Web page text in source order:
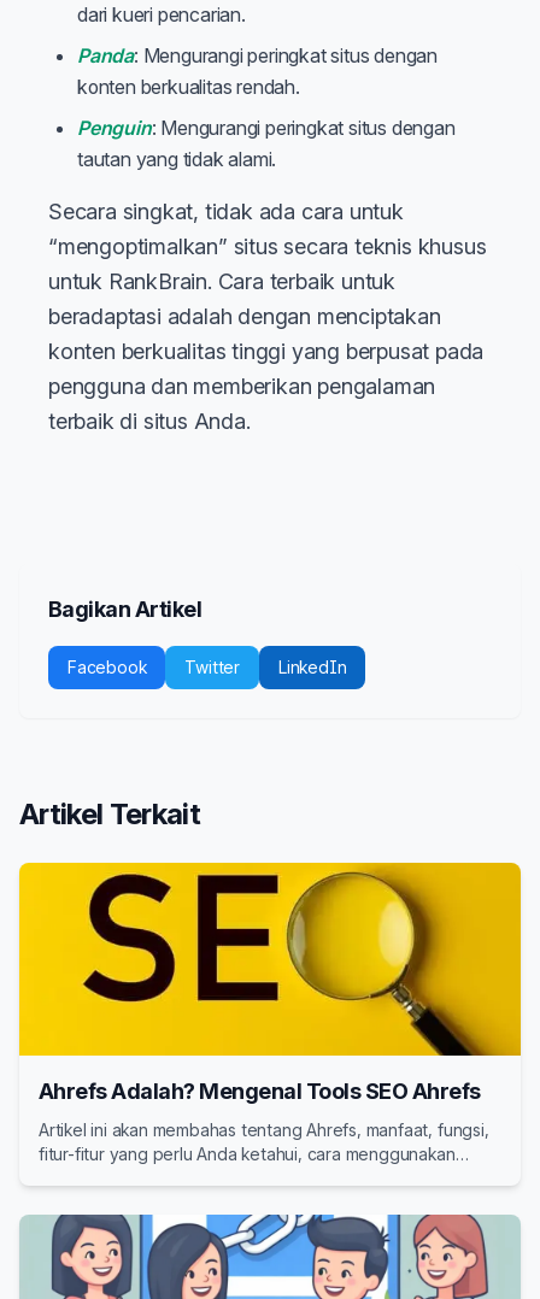
dari kueri pencarian.
Panda: Mengurangi peringkat situs dengan
konten berkualitas rendah.
Penguin: Mengurangi peringkat situs dengan
tautan yang tidak alami.
Secara singkat, tidak ada cara untuk
“mengoptimalkan” situs secara teknis khusus
untuk RankBrain. Cara terbaik untuk
beradaptasi adalah dengan menciptakan
konten berkualitas tinggi yang berpusat pada
pengguna dan memberikan pengalaman
terbaik di situs Anda.
Bagikan Artikel
Facebook Twitter LinkedIn
Artikel Terkait
Ahrefs Adalah? Mengenal Tools SEO Ahrefs
Artikel ini akan membahas tentang Ahrefs, manfaat, fungsi,
fitur-fitur yang perlu Anda ketahui, cara menggunakan